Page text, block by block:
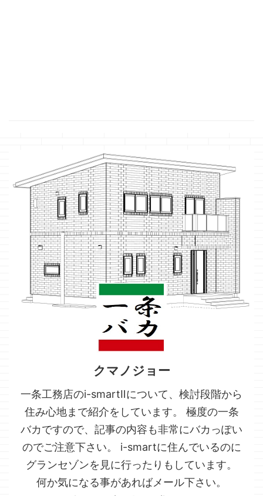
クマノジョー
一条工務店のi-smartⅡについて、検討段階から
住み心地まで紹介をしています。 極度の一条
バカですので、記事の内容も非常にバカっぽい
のでご注意下さい。 i-smartに住んでいるのに
グランセゾンを見に行ったりもしています。
何か気になる事があればメール下さい。